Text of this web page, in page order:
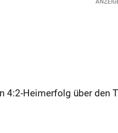
4:2-Heimerfolg über den